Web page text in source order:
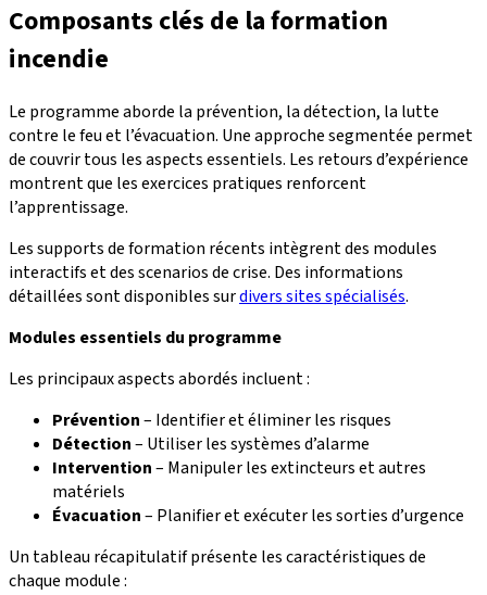
Composants clés de la formation
incendie
Le programme aborde la prévention, la détection, la lutte
contre le feu et l’évacuation. Une approche segmentée permet
de couvrir tous les aspects essentiels. Les retours d’expérience
montrent que les exercices pratiques renforcent
l’apprentissage.
Les supports de formation récents intègrent des modules
interactifs et des scenarios de crise. Des informations
détaillées sont disponibles surdivers sites spécialisés.
Modules essentiels du programme
Les principaux aspects abordés incluent :
Prévention– Identifier et éliminer les risques
Détection– Utiliser les systèmes d’alarme
Intervention– Manipuler les extincteurs et autres
matériels
Évacuation– Planifier et exécuter les sorties d’urgence
Un tableau récapitulatif présente les caractéristiques de
chaque module :